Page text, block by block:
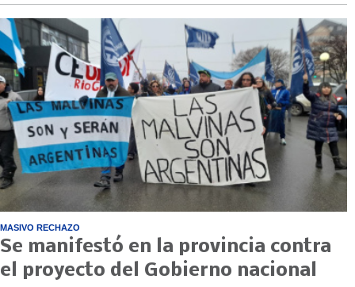
MASIVO RECHAZO
Se manifestó en la provincia contra
el proyecto del Gobierno nacional